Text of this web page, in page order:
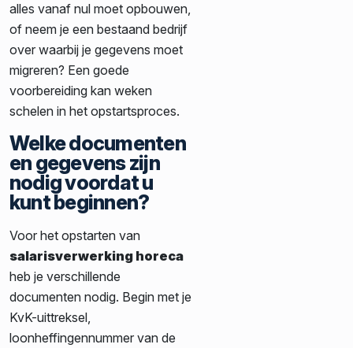
alles vanaf nul moet opbouwen,
of neem je een bestaand bedrijf
over waarbij je gegevens moet
migreren? Een goede
voorbereiding kan weken
schelen in het opstartsproces.
Welke documenten
en gegevens zijn
nodig voordat u
kunt beginnen?
Voor het opstarten van
salarisverwerking horeca
heb je verschillende
documenten nodig. Begin met je
KvK-uittreksel,
loonheffingennummer van de